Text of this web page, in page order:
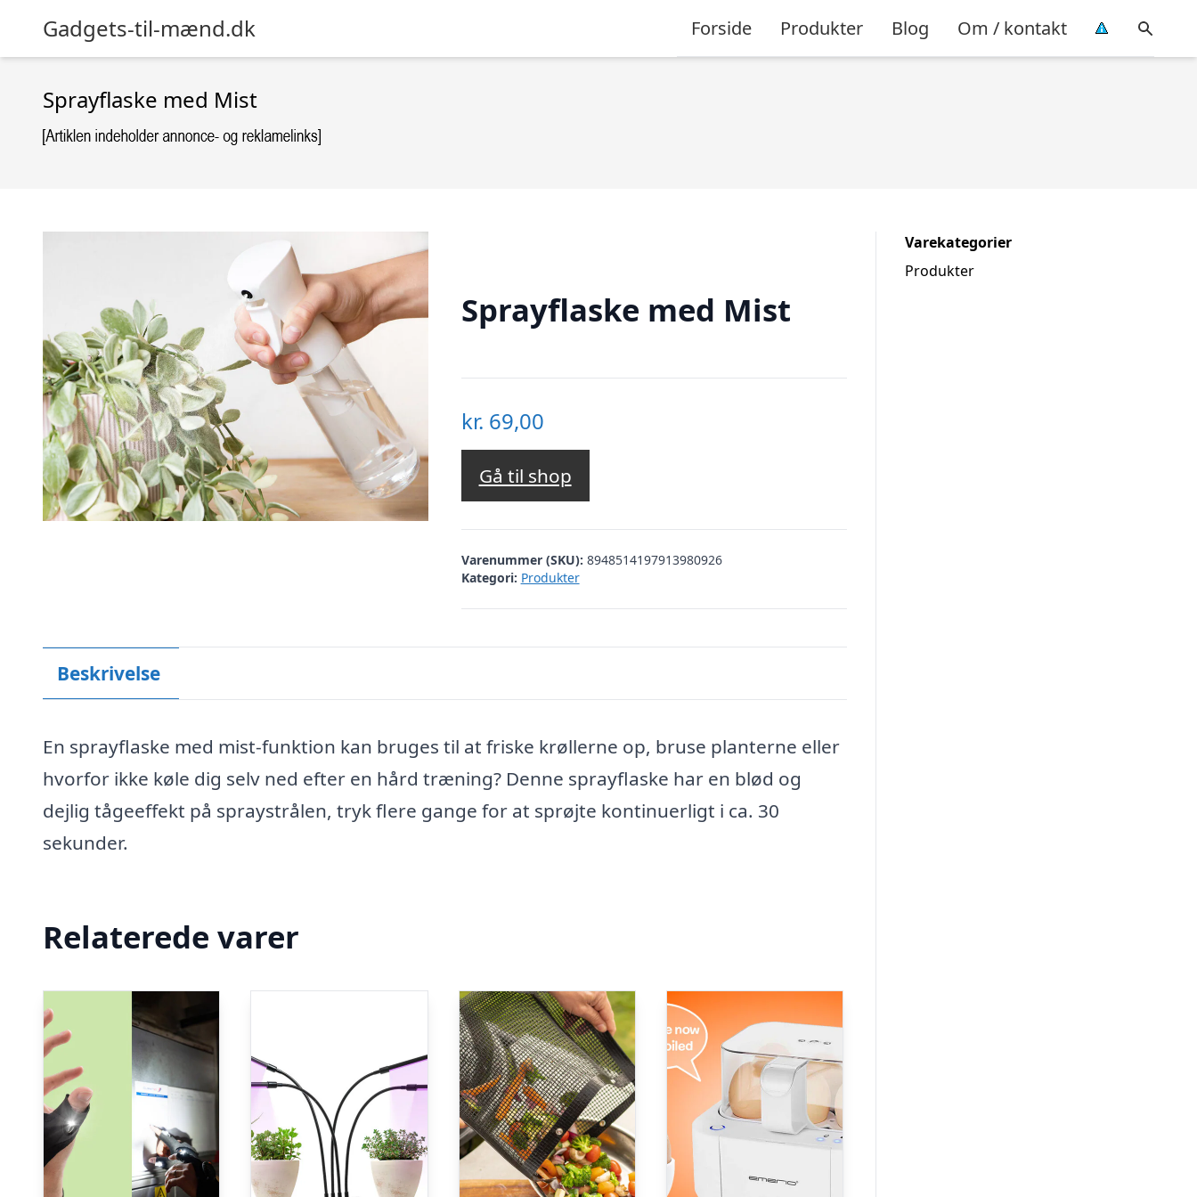
Gadgets-til-mænd.dk Forside Produkter Blog Om / kontakt
Sprayflaske med Mist
Sprayflaske med Mist
kr. 69,00
Gå til shop
Varenummer (SKU): 8948514197913980926
Kategori: Produkter
Beskrivelse
En sprayflaske med mist-funktion kan bruges til at friske krøllerne op, bruse planterne eller
hvorfor ikke køle dig selv ned efter en hård træning? Denne sprayflaske har en blød og
dejlig tågeeffekt på spraystrålen, tryk flere gange for at sprøjte kontinuerligt i ca. 30
sekunder.
Relaterede varer
Varekategorier
Produkter